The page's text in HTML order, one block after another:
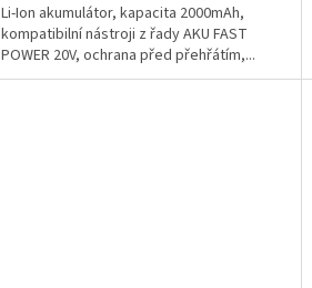
Li-Ion akumulátor, kapacita 2000mAh,
kompatibilní nástroji z řady AKU FAST
POWER 20V, ochrana před přehřátím,...